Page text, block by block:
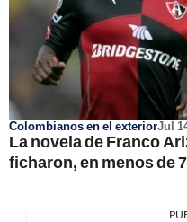
Colombianos en el exteriorJul
La novela de Franco
ficharon, en menos de